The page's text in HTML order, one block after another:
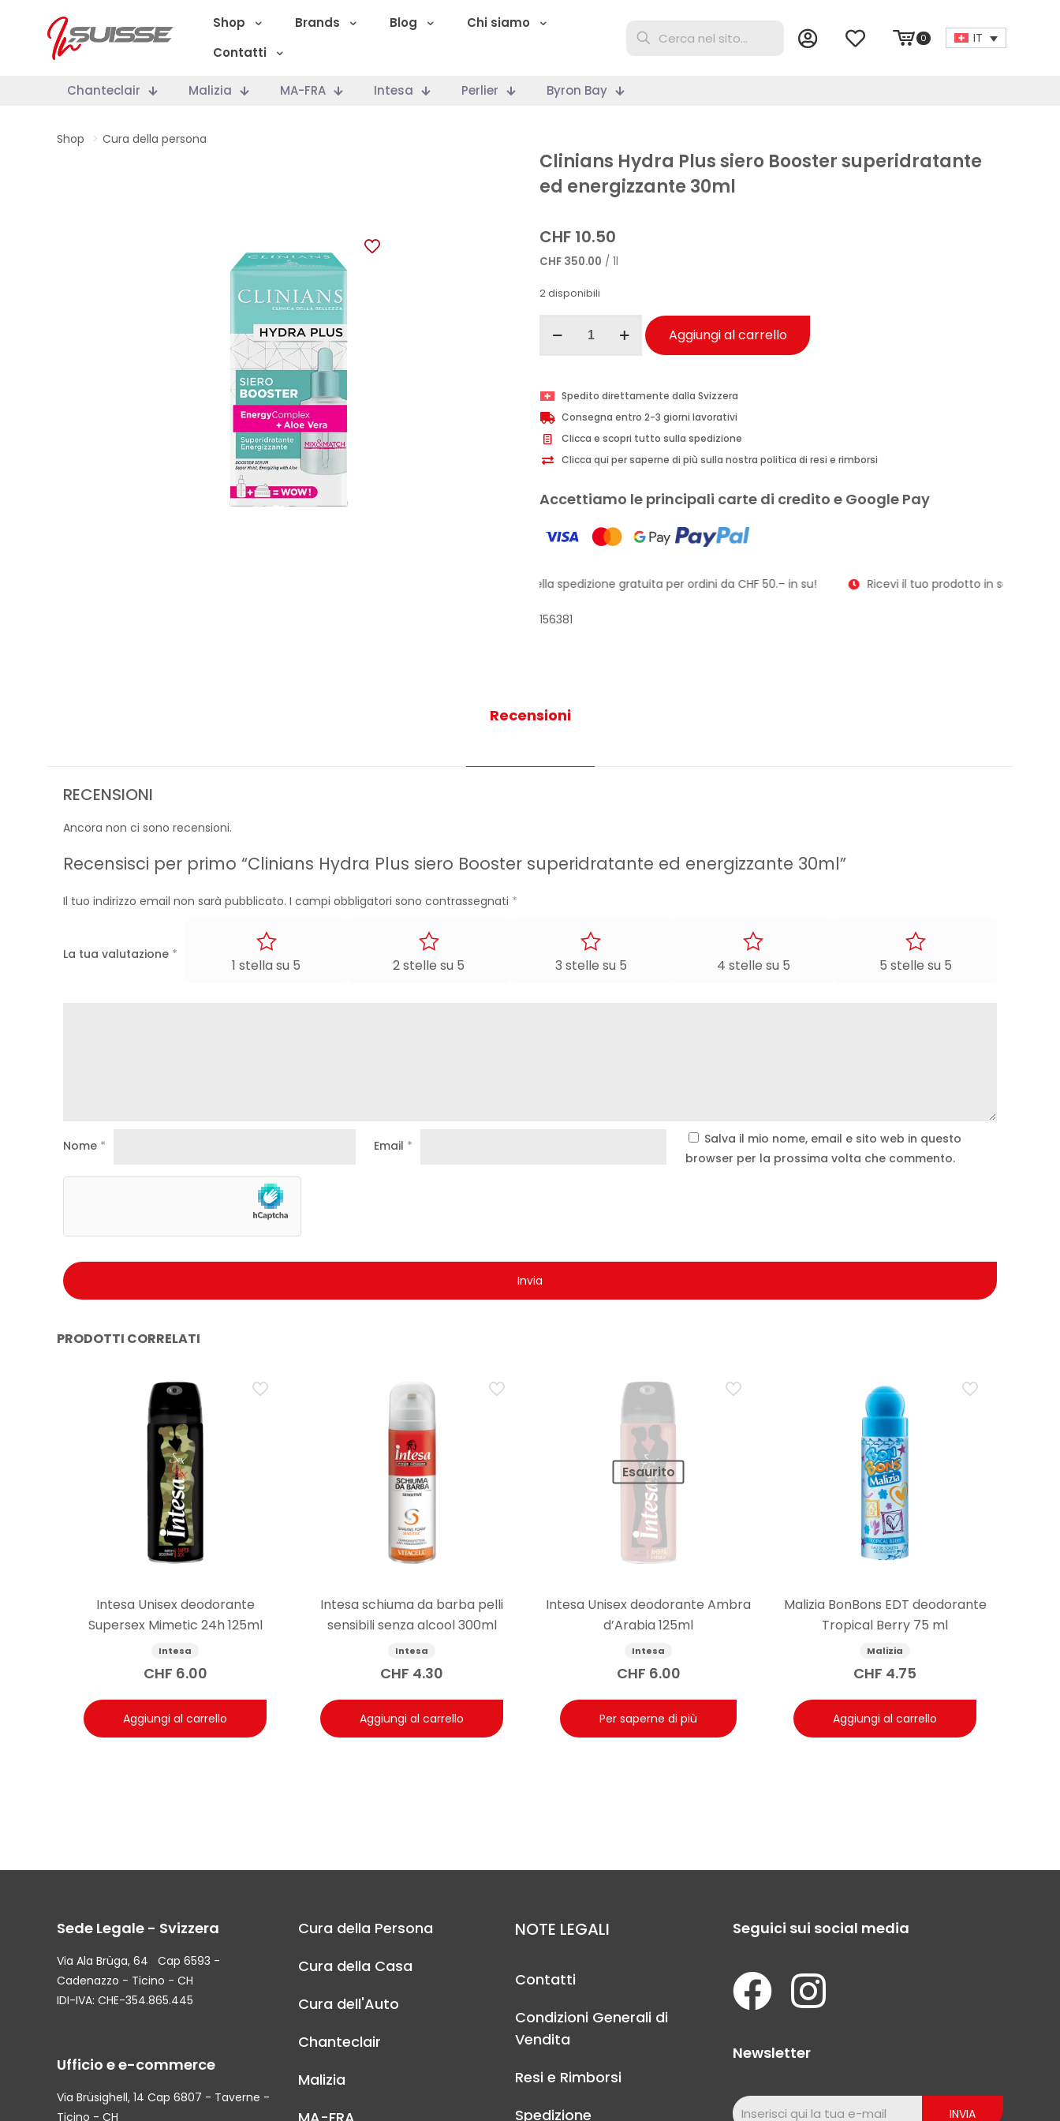
Shop Brands Blog
Chi siamo
Contatti
0 IT
Chanteclair Malizia MA-FRA Intesa Perlier Byron Bay
Shop > Cura della persona
Clinians Hydra Plus siero Booster superidratante
ed energizzante 30ml
CHF 10.50
CHF 350.00 / 1l
2 disponibili
Booster
superidratante
ed
energizzante
quantità
Aggiungi al carrello
Spedito direttamente dalla Svizzera
Consegna entro 2-3 giorni lavorativi
Clicca e scopri tutto sulla spedizione
Clicca qui per saperne di più sulla nostra politica di resi e rimborsi
Accettiamo le principali carte di credito e Google Pay
Approfitta della spedizione gratuita per ordini da CHF 50.– in su! Ricevi il tuo prodotto in soli 2–3
156381
Recensioni
RECENSIONI
Ancora non ci sono recensioni.
Recensisci per primo “Clinians Hydra Plus siero Booster superidratante ed energizzante 30ml”
Il tuo indirizzo email non sarà pubblicato. I campi obbligatori sono contrassegnati *
La tua valutazione *
1 stella su 5 2 stelle su 5 3 stelle su 5 4 stelle su 5 5 stelle su 5
Nome * Email *
Salva il mio nome, email e sito web in questo
browser per la prossima volta che commento.
PRODOTTI CORRELATI
Intesa Unisex deodorante
Supersex Mimetic 24h 125ml
Intesa
CHF 6.00
Aggiungi al carrello
Intesa schiuma da barba pelli
sensibili senza alcool 300ml
Intesa
CHF 4.30
Aggiungi al carrello
Esaurito
Intesa Unisex deodorante Ambra
d’Arabia 125ml
Intesa
CHF 6.00
Per saperne di più
Malizia BonBons EDT deodorante
Tropical Berry 75 ml
Malizia
CHF 4.75
Aggiungi al carrello
Sede Legale - Svizzera
Via Ala Brüga, 64 Cap 6593 -
Cadenazzo - Ticino - CH
IDI-IVA: CHE-354.865.445
Ufficio e e-commerce
Via Brüsighell, 14 Cap 6807 - Taverne -
Ticino - CH
Cura della Persona
Cura della Casa
Cura dell'Auto
Chanteclair
Malizia
NOTE LEGALI
Contatti
Condizioni Generali di
Vendita
Resi e Rimborsi
Spedizione
Seguici sui social media
Newsletter